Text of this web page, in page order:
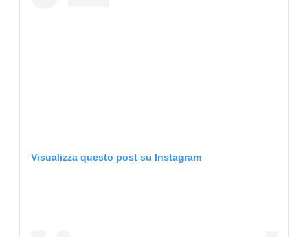
Visualizza questo post su Instagram